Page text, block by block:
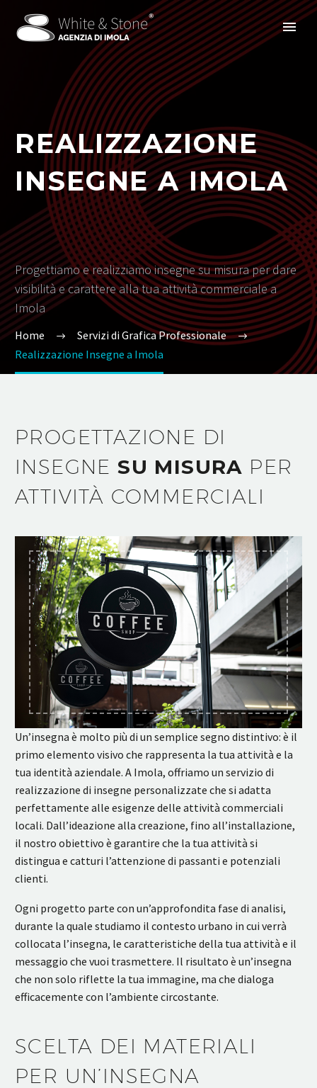
REALIZZAZIONE
INSEGNE A IMOLA
Progettiamo e realizziamo insegne su misura per dare
visibilità e carattere alla tua attività commerciale a
Imola
Home
Servizi di Grafica Professionale
Realizzazione Insegne a Imola
PROGETTAZIONE DI
INSEGNESU MISURA PER
ATTIVITÀ COMMERCIALI
Un’insegna è molto più di un semplice segno distintivo: è il
primo elemento visivo che rappresenta la tua attività e la
tua identità aziendale. A Imola, offriamo un servizio di
realizzazione di insegne personalizzate che si adatta
perfettamente alle esigenze delle attività commerciali
locali. Dall’ideazione alla creazione, fino all’installazione,
il nostro obiettivo è garantire che la tua attività si
distingua e catturi l’attenzione di passanti e potenziali
clienti.
Ogni progetto parte con un’approfondita fase di analisi,
durante la quale studiamo il contesto urbano in cui verrà
collocata l’insegna, le caratteristiche della tua attività e il
messaggio che vuoi trasmettere. Il risultato è un’insegna
che non solo riflette la tua immagine, ma che dialoga
efficacemente con l’ambiente circostante.
SCELTA DEI MATERIALI
PER UN’INSEGNA